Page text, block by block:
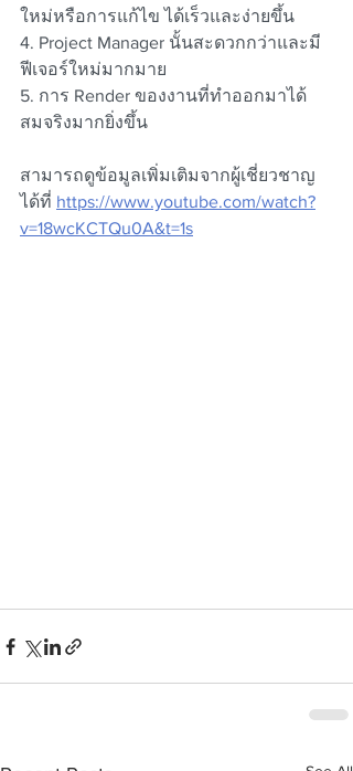
ใหม่หรือการแก้ไข ได้เร็วและง่ายขึ้น
4. Project Manager นั้นสะดวกกว่าและมี
ฟีเจอร์ใหม่มากมาย
5. การ Render ของงานที่ทำออกมาได้
สมจริงมากยิ่งขึ้น
สามารถดูข้อมูลเพิ่มเติมจากผู้เชี่ยวชาญ
ได้ที่ https://www.youtube.com/watch?
v=18wcKCTQu0A&t=1s